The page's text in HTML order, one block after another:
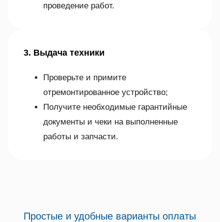
проведение работ.
3. Выдача техники
Проверьте и примите
отремонтированное устройство;
Получите необходимые гарантийные
документы и чеки на выполненные
работы и запчасти.
Простые и удобные варианты оплаты